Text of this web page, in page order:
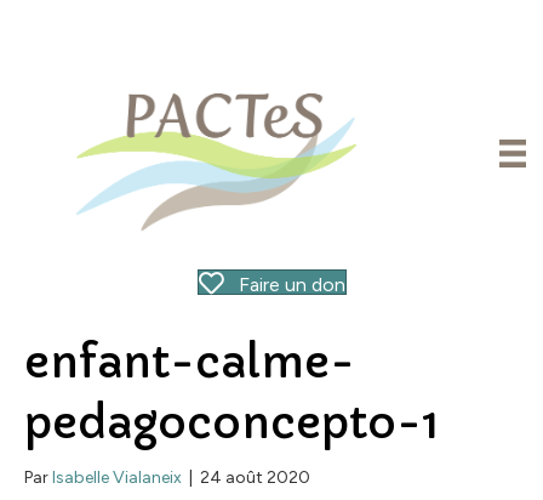
Faire un don
enfant-calme-
pedagoconcepto-1
ParIsabelle Vialaneix 24 août 2020